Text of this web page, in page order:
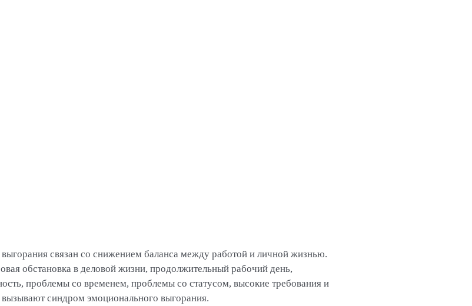
связан со снижением баланса между работой и личной жизнью.
обстановка в деловой жизни, продолжительный рабочий день,
проблемы со временем, проблемы со статусом, высокие требования и
вызывают синдром эмоционального выгорания.